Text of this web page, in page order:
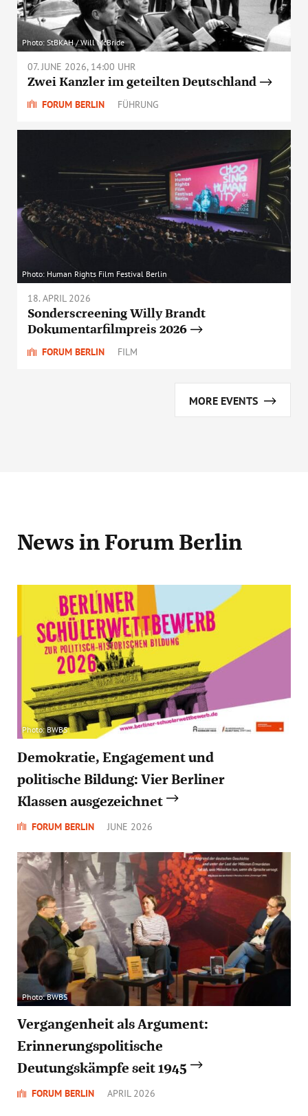
Photo: StBKAH / Will McBride
07. JUNE 2026, 14:00 UHR
Zwei Kanzler im geteilten Deutschland
FORUM BERLIN FÜHRUNG
Photo: Human Rights Film Festival Berlin
18. APRIL 2026
Sonderscreening Willy Brandt
Dokumentarfilmpreis 2026
FORUM BERLIN FILM
MORE EVENTS
News in Forum Berlin
Photo: BWBS
Demokratie, Engagement und
politische Bildung: Vier Berliner
Klassen ausgezeichnet
FORUM BERLIN JUNE 2026
Photo: BWBS
Vergangenheit als Argument:
Erinnerungspolitische
Deutungskämpfe seit 1945
FORUM BERLIN APRIL 2026